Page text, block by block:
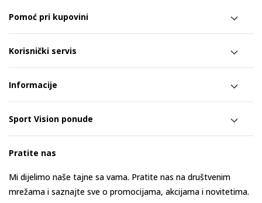
Pomoć pri kupovini
Korisnički servis
Informacije
Sport Vision ponude
Pratite nas
Mi dijelimo naše tajne sa vama. Pratite nas na društvenim
mrežama i saznajte sve o promocijama, akcijama i novitetima.